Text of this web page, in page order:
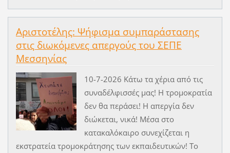
Αριστοτέλης: Ψήφισμα συμπαράστασης
στις διωκόμενες απεργούς του ΣΕΠΕ
Μεσσηνίας
10-7-2026 Κάτω τα χέρια από τις
συναδέλφισσές μας! Η τρομοκρατία
δεν θα περάσει! Η απεργία δεν
διώκεται, νικά! Μέσα στο
κατακαλόκαιρο συνεχίζεται η
εκστρατεία τρομοκράτησης των εκπαιδευτικών! Το